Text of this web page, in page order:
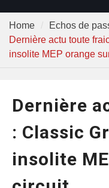
Home
Echos de
Dernière actu toute
insolite MEP orange
Dernière
: Classic
insolite